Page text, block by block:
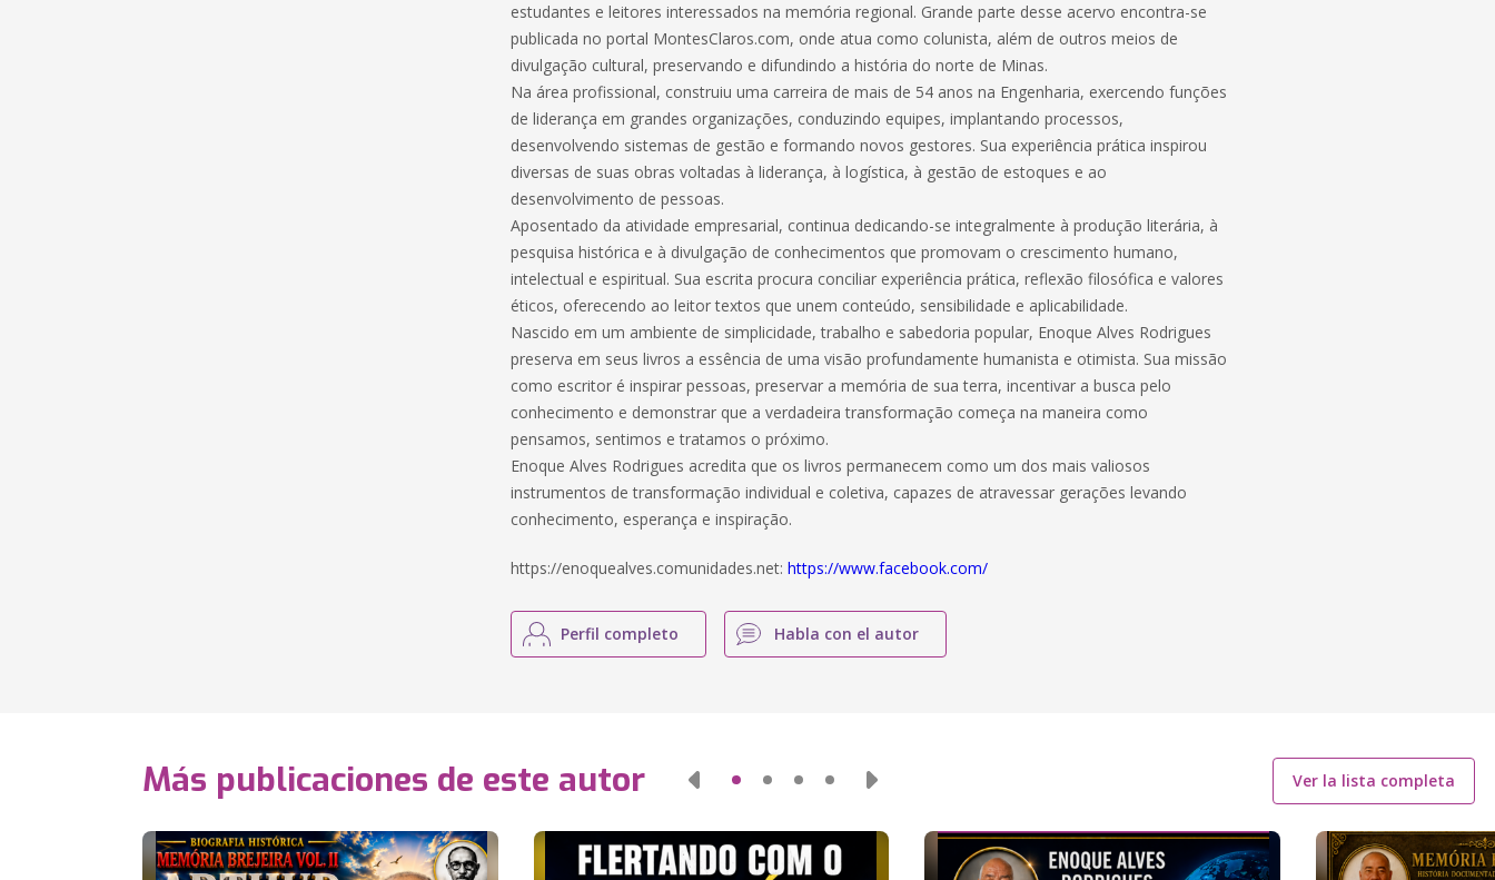
estudantes e leitores interessados na memória regional. Grande parte desse acervo encontra-se
publicada no portal MontesClaros.com, onde atua como colunista, além de outros meios de
divulgação cultural, preservando e difundindo a história do norte de Minas.
Na área profissional, construiu uma carreira de mais de 54 anos na Engenharia, exercendo funções
de liderança em grandes organizações, conduzindo equipes, implantando processos,
desenvolvendo sistemas de gestão e formando novos gestores. Sua experiência prática inspirou
diversas de suas obras voltadas à liderança, à logística, à gestão de estoques e ao
desenvolvimento de pessoas.
Aposentado da atividade empresarial, continua dedicando-se integralmente à produção literária, à
pesquisa histórica e à divulgação de conhecimentos que promovam o crescimento humano,
intelectual e espiritual. Sua escrita procura conciliar experiência prática, reflexão filosófica e valores
éticos, oferecendo ao leitor textos que unem conteúdo, sensibilidade e aplicabilidade.
Nascido em um ambiente de simplicidade, trabalho e sabedoria popular, Enoque Alves Rodrigues
preserva em seus livros a essência de uma visão profundamente humanista e otimista. Sua missão
como escritor é inspirar pessoas, preservar a memória de sua terra, incentivar a busca pelo
conhecimento e demonstrar que a verdadeira transformação começa na maneira como
pensamos, sentimos e tratamos o próximo.
Enoque Alves Rodrigues acredita que os livros permanecem como um dos mais valiosos
instrumentos de transformação individual e coletiva, capazes de atravessar gerações levando
conhecimento, esperança e inspiração.
https://enoquealves.comunidades.net:https://www.facebook.com/
Perfil completo Habla con el autor
Más publicaciones de este autor Ver la lista completa